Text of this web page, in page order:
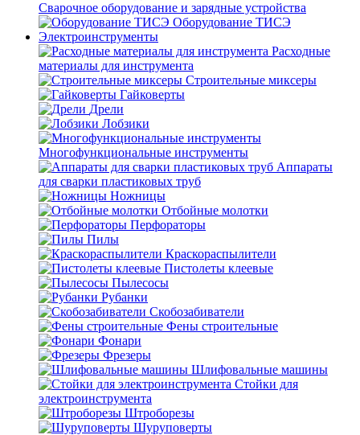
Сварочное оборудование и зарядные устройства
Оборудование ТИСЭ
Электроинструменты
Расходные
материалы для инструмента
Строительные миксеры
Гайковерты
Дрели
Лобзики
Многофункциональные инструменты
Аппараты
для сварки пластиковых труб
Ножницы
Отбойные молотки
Перфораторы
Пилы
Краскораспылители
Пистолеты клеевые
Пылесосы
Рубанки
Скобозабиватели
Фены строительные
Фонари
Фрезеры
Шлифовальные машины
Стойки для
электроинструмента
Штроборезы
Шуруповерты